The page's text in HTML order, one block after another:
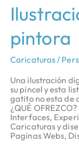
pintora
Caricaturas /
Una ilustración
su pincel y esta
gatito no esta de
¿QUÉ
Interfaces,
Caricaturas y
Paginas Webs,
Ilustración
niña
pintora